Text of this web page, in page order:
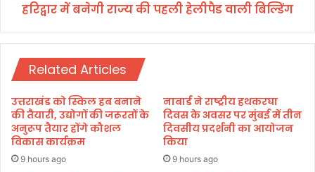
र
की
ध
म
की
,
मा
म
ली
हे
ली
पै
ड
वा
ली
हरिद्वार में बनेगी राज्य की पहली हेलीपैड वाली बिल्डिंग
Related Articles
उत्तराखंड को स्किल हब बनाने
की तैयारी, उद्योगों की जरूरतों के
अनुरूप तैयार होंगे कौशल
विकास कार्यक्रम
9 hours ago
नाबार्ड ने राष्ट्रीय हथकरघा
दिवस के अवसर पर मुंबई में तीन
दिवसीय प्रदर्शनी का आयोजन
किया
9 hours ago